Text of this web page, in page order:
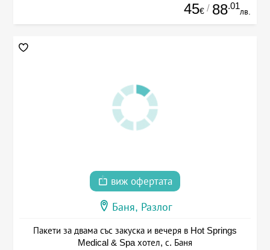
45€ / 88.01
лв.
виж офертата
Баня, Разлог
Пакети за двама със закуска и вечеря в Hot Springs
Medical & Spa хотел, с. Баня